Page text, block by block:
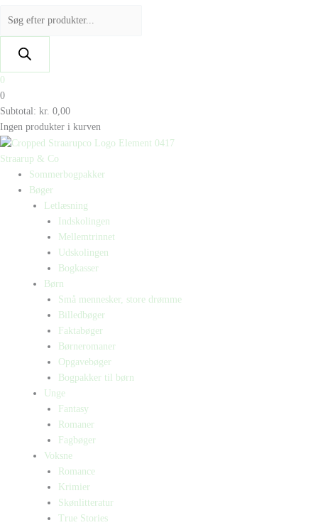
0
0
Subtotal: kr. 0,00
Ingen produkter i kurven
Straarup & Co
Sommerbogpakker
Bøger
Letlæsning
Indskolingen
Mellemtrinnet
Udskolingen
Bogkasser
Børn
Små mennesker, store drømme
Billedbøger
Faktabøger
Børneromaner
Opgavebøger
Bogpakker til børn
Unge
Fantasy
Romaner
Fagbøger
Voksne
Romance
Krimier
Skønlitteratur
True Stories